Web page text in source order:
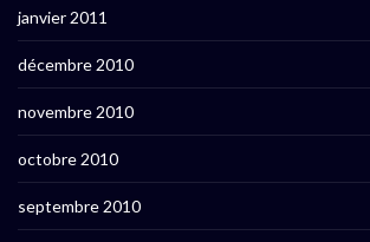
janvier 2011
décembre 2010
novembre 2010
octobre 2010
septembre 2010